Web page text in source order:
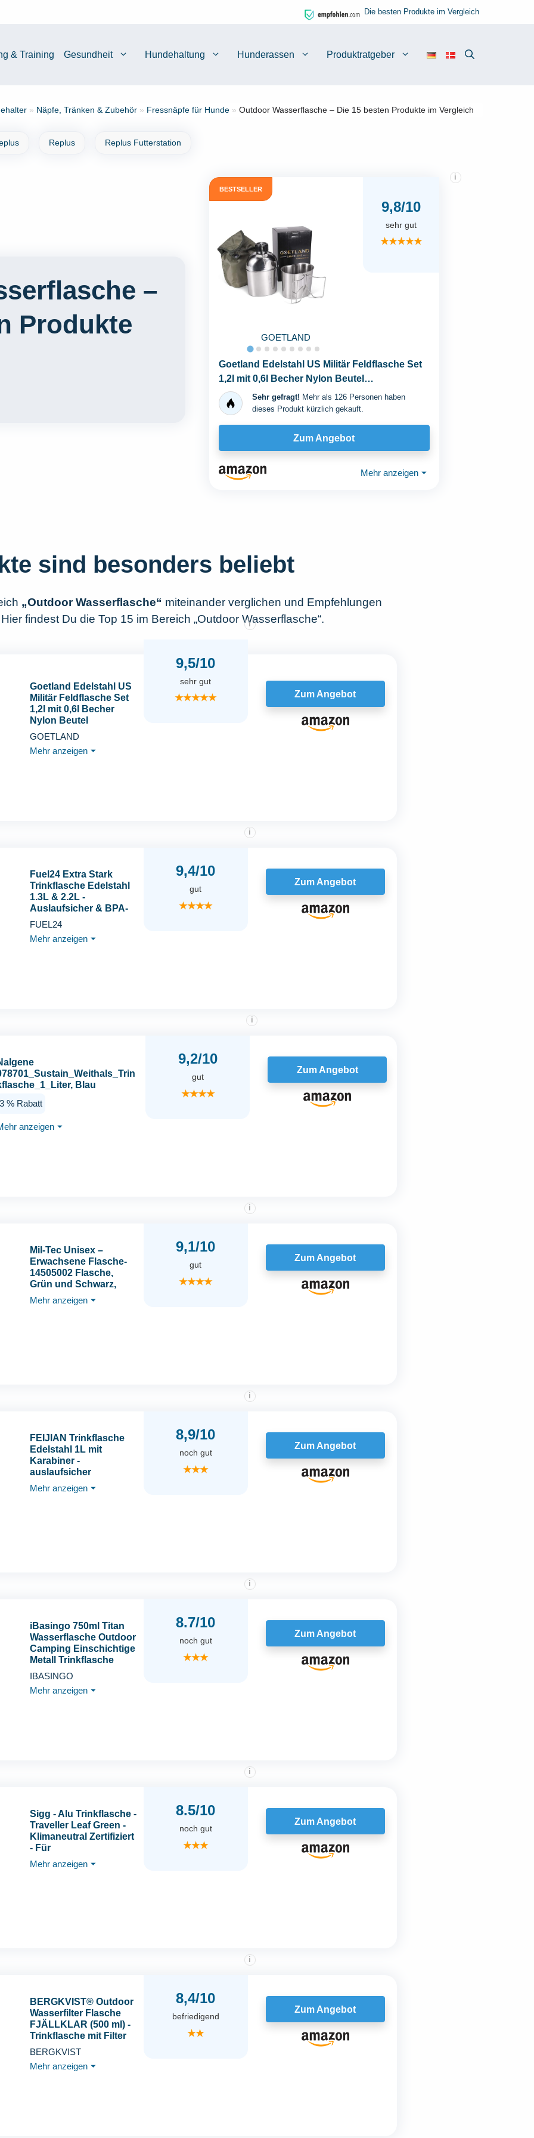
Die besten Produkte im Vergleich
& Training Gesundheit Hundehaltung Hunderassen Produktratgeber
» Näpfe, Tränken & Zubehör » Fressnäpfe für Hunde » Outdoor Wasserflasche – Die 15 besten Produkte im Vergleich
Replus Replus Futterstation
–
Produkte
BESTSELLER
GOETLAND
9,8/10
i
sehr gut
★★★★★
Goetland Edelstahl US Militär Feldflasche Set
1,2l mit 0,6l Becher Nylon Beutel
Wasserflasche...
Sehr gefragt! Mehr als 126 Personen haben
dieses Produkt kürzlich gekauft.
Zum Angebot
Mehr anzeigen ⏷
sind besonders beliebt
„Outdoor Wasserflasche“ miteinander verglichen und Empfehlungen
findest Du die Top 15 im Bereich „Outdoor Wasserflasche“.
Goetland Edelstahl US
Militär Feldflasche Set
1,2l mit 0,6l Becher
Nylon Beutel
Wasserflasche
Kochtopf
Campingbecher
GOETLAND
Mehr anzeigen ⏷
9,5/10
i
sehr gut
★★★★★ Zum Angebot
Fuel24 Extra Stark
Trinkflasche Edelstahl
1.3L & 2.2L -
Auslaufsicher & BPA-
Frei Wasserflasche -
Robuste Metall
Trinkflasche Für
FUEL24
Mehr anzeigen ⏷
9,4/10
i
gut
★★★★
Zum Angebot
Blau
3 % Rabatt
anzeigen ⏷
9,2/10
i
gut
★★★★
Zum Angebot
Mil-Tec Unisex –
Erwachsene Flasche-
14505002 Flasche,
Grün und Schwarz,
Einheitsgröße
Mehr anzeigen ⏷
9,1/10
i
gut
★★★★
Zum Angebot
FEIJIAN Trinkflasche
Edelstahl 1L mit
Karabiner -
auslaufsicher
Thermosflasche für
Kohlensäure Kaffee
Mehr anzeigen ⏷
8,9/10
i
noch gut
★★★
Zum Angebot
iBasingo 750ml Titan
Wasserflasche Outdoor
Camping Einschichtige
Metall Trinkflasche
Breites Maul
Auslaufsicher Sport
Radfahren Wandern
IBASINGO
Mehr anzeigen ⏷
8.7/10
i
noch gut
★★★
Zum Angebot
Sigg - Alu Trinkflasche -
Traveller Leaf Green -
Klimaneutral Zertifiziert
- Für
Kohlensäurehaltige
Getränke Geeignet -
Mehr anzeigen ⏷
8.5/10
i
noch gut
★★★
Zum Angebot
BERGKVIST® Outdoor
Wasserfilter Flasche
FJÄLLKLAR (500 ml) -
Trinkflasche mit Filter
von AHLSTROM® für
sauberes Trinkwasser
beim Campen,
BERGKVIST
Mehr anzeigen ⏷
8,4/10
i
befriedigend
★★
Zum Angebot